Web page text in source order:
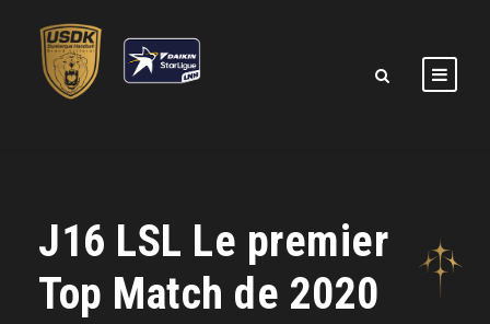
J16 LSL Le premier
Top Match de 2020